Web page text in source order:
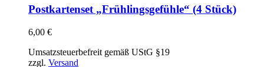
Postkartenset „Frühlingsgefühle“ (4 Stück)
6,00 €
Umsatzsteuerbefreit gemäß UStG §19
zzgl. Versand